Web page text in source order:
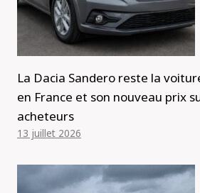
La Dacia Sandero reste la
en France et son nouveau prix
acheteurs
13 juillet 2026